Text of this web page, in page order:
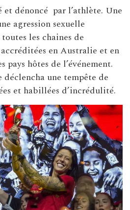
dénoncé par l’athlète. Une
agression sexuelle
les chaines de
en Australie et en
hôtes de l’événement.
une tempête de
et habillées d’incrédulité.